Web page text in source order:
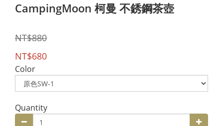
CampingMoon 柯曼 不銹鋼茶壺
NT$880
NT$680
Color
Quantity